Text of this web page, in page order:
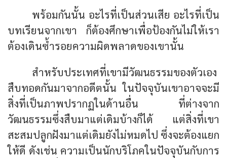
พร้อมกันนั้น อะไรที่เป็นส่วนเสีย อะไรที่เป็น
บทเรียนจากเขา ก็ต้องศึกษาเพื่อป้องกันไม่ให้เรา
ต้องเดินซ้ำรอยความผิดพลาดของเขานั้น
สำหรับประเทศที่เขามีวัฒนธรรมของตัวเอง
สืบทอดกันมาจากอดีตนั้น ในปัจจุบันเขาอาจจะมี
สิ่งที่เป็นภาพปรากฏในด้านอื่น ที่ต่างจาก
วัฒนธรรมซึ่งสืบมาแต่เดิมบ้างก็ได้ แต่สิ่งที่เขา
สะสมปลูกฝังมาแต่เดิมยังไม่หมดไป ซึ่งจะต้องแยก
ให้ดี ดังเช่น ความเป็นนักบริโภคในปัจจุบันกับการ